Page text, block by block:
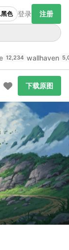
黑色 登录 注册
12,234 wallhaven
下载原图
信息